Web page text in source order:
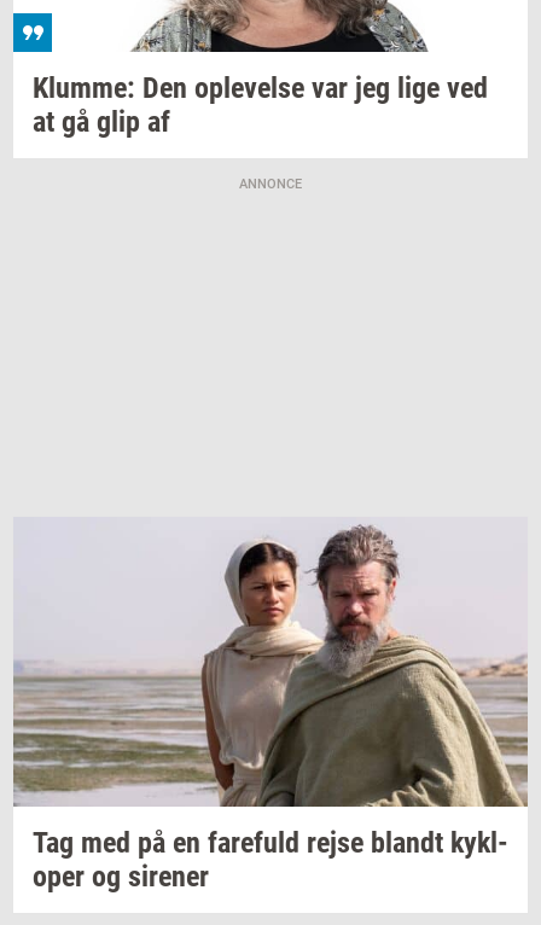
Klum­me: Den op­le­vel­se var jeg lige ved
at gå glip af
ANNONCE
Tag med på en fa­re­fuld rejse blandt kykl­
o­per og si­re­ner